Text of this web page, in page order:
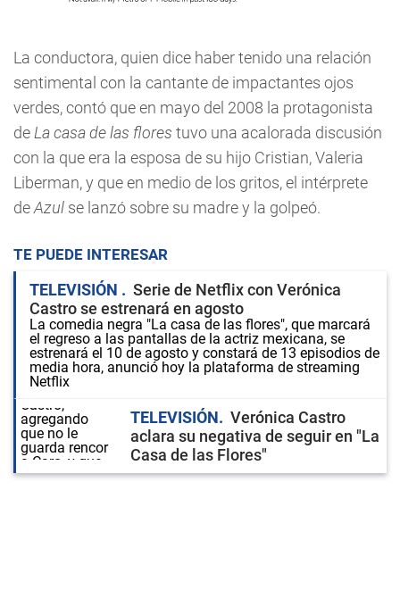
La conductora, quien dice haber tenido una relación
sentimental con la cantante de impactantes ojos
verdes, contó que en mayo del 2008 la protagonista
de La casa de las flores tuvo una acalorada discusión
con la que era la esposa de su hijo Cristian, Valeria
Liberman, y que en medio de los gritos, el intérprete
deAzul se lanzó sobre su madre y la golpeó.
TE PUEDE INTERESAR
TELEVISIÓN
Serie de Netflix con Verónica
Castro se estrenará en agosto
La comedia negra "La casa de las flores", que marcará
el regreso a las pantallas de la actriz mexicana, se
estrenará el 10 de agosto y constará de 13 episodios de
media hora, anunció hoy la plataforma de streaming
Netflix
TELEVISIÓN
Verónica Castro
aclara su negativa de seguir en "La
Casa de las Flores"